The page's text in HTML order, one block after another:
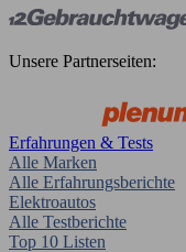
Unsere Partnerseiten:
Erfahrungen & Tests
Alle Marken
Alle Erfahrungsberichte
Elektroautos
Alle Testberichte
Top 10 Listen